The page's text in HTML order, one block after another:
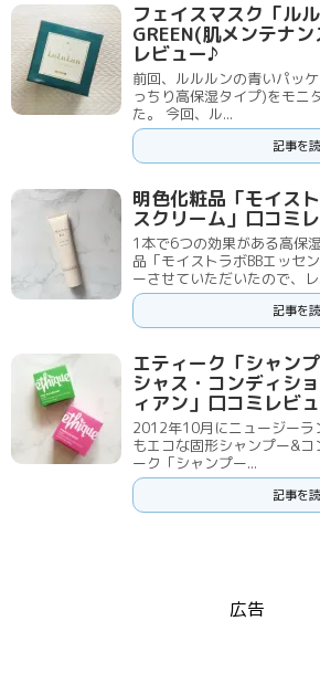
フェイスマスク「ル
GREEN(肌メンテナ
レビュー♪
前回、ルルルンの青いパッ
っちり高保湿タイプ)をモニ
た。 今回、ル...
記事を
明色化粧品「モイス
スクリーム」口コミ
1本で6つの効果がある高保
品「モイストラボBBエッセ
ーさせていただいたので、レ
記事を
エティーク「シャン
シャス・コンディシ
ィアン」口コミレビ
2012年10月にニュージーラ
もエコな固形シャンプー&
ーク「シャンプー...
記事を
広告